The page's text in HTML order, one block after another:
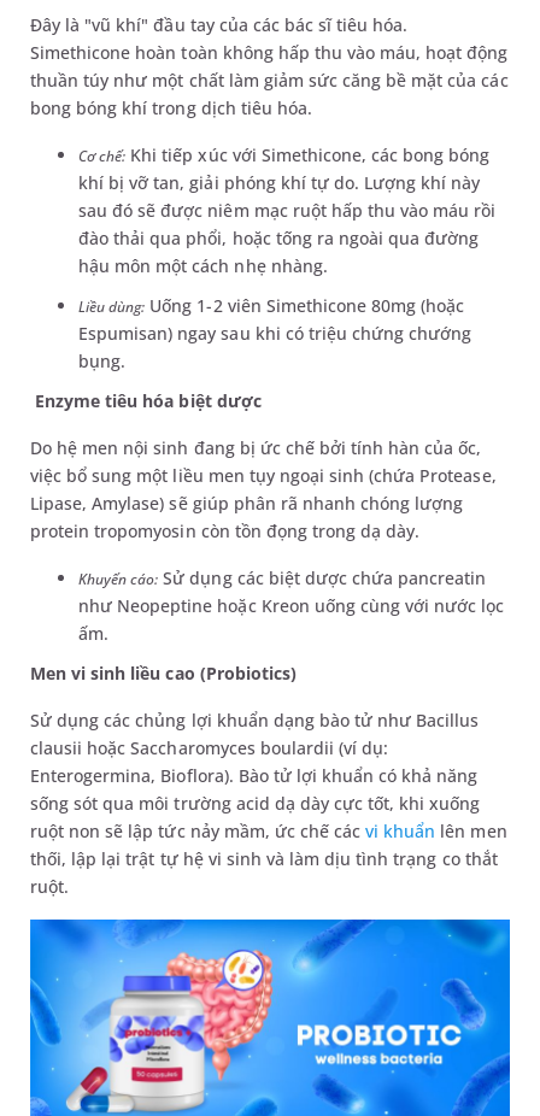
Đây là "vũ khí" đầu tay của các bác sĩ tiêu hóa.
Simethicone hoàn toàn không hấp thu vào máu, hoạt động
thuần túy như một chất làm giảm sức căng bề mặt của các
bong bóng khí trong dịch tiêu hóa.
Cơ chế: Khi tiếp xúc với Simethicone, các bong bóng
khí bị vỡ tan, giải phóng khí tự do. Lượng khí này
sau đó sẽ được niêm mạc ruột hấp thu vào máu rồi
đào thải qua phổi, hoặc tống ra ngoài qua đường
hậu môn một cách nhẹ nhàng.
Liều dùng: Uống 1-2 viên Simethicone 80mg (hoặc
Espumisan) ngay sau khi có triệu chứng chướng
bụng.
Enzyme tiêu hóa biệt dược
Do hệ men nội sinh đang bị ức chế bởi tính hàn của ốc,
việc bổ sung một liều men tụy ngoại sinh (chứa Protease,
Lipase, Amylase) sẽ giúp phân rã nhanh chóng lượng
protein tropomyosin còn tồn đọng trong dạ dày.
Khuyến cáo: Sử dụng các biệt dược chứa pancreatin
như Neopeptine hoặc Kreon uống cùng với nước lọc
ấm.
Men vi sinh liều cao (Probiotics)
Sử dụng các chủng lợi khuẩn dạng bào tử như Bacillus
clausii hoặc Saccharomyces boulardii (ví dụ:
Enterogermina, Bioflora). Bào tử lợi khuẩn có khả năng
sống sót qua môi trường acid dạ dày cực tốt, khi xuống
ruột non sẽ lập tức nảy mầm, ức chế cácvi khuẩn lên men
thối, lập lại trật tự hệ vi sinh và làm dịu tình trạng co thắt
ruột.